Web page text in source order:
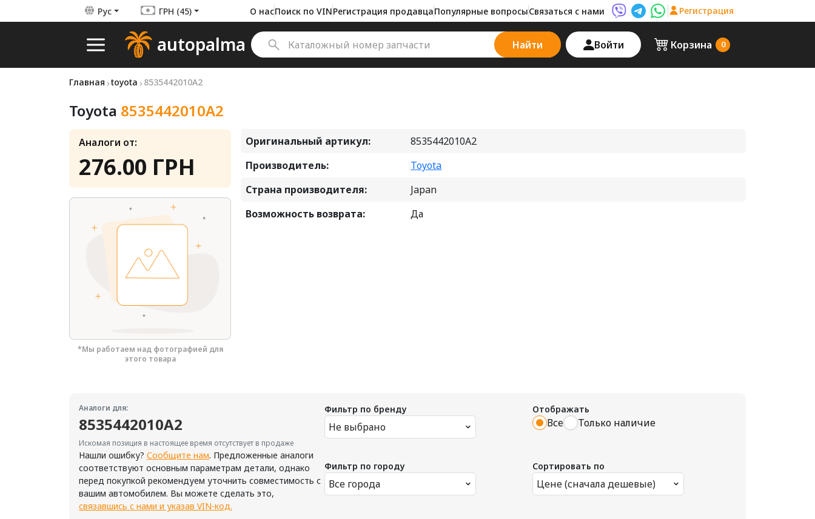
Рус ГРН (45) О насПоиск по VINРегистрация продавцаПопулярные вопросыСвязаться с нами Viber AutoPalma
Telegram AutoPalma
WhatsApp AutoPalma
Регистрация
autopalma Найти Войти Корзина 0
Главная toyota 8535442010A2
Toyota 8535442010A2
Аналоги от:
276.00 ГРН
*Мы работаем над фотографией для
этого товара
Оригинальный артикул:
8535442010A2
Производитель:
Toyota
Страна производителя:
Japan
Возможность возврата:
Да
Аналоги для:
8535442010A2
Искомая позиция в настоящее время отсутствует в продаже
Нашли ошибку? Сообщите нам. Предложенные аналоги
соответствуют основным параметрам детали, однако
перед покупкой рекомендуем уточнить совместимость с
вашим автомобилем. Вы можете сделать это,
связавшись с нами и указав VIN-код.
Фильтр по бренду
Не выбрано
Отображать
Все Только наличие
Фильтр по городу
Все города
Сортировать по
Цене (сначала дешевые)